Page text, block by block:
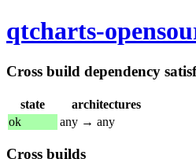
qtcharts-
Cross build dependency
state
architectures
ok
any → any
Cross builds